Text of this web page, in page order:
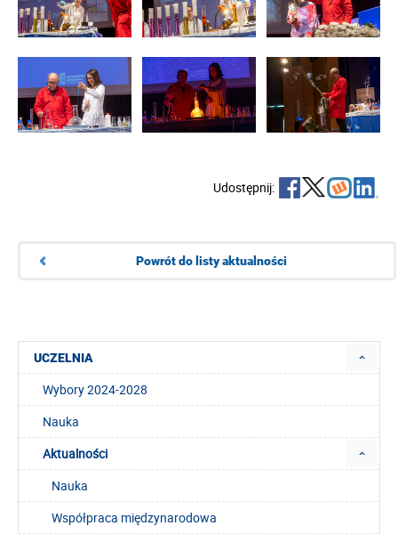
Udostępnij:
Powrót do listy aktualności
UCZELNIA
Wybory 2024-2028
Nauka
Aktualności
Nauka
Współpraca międzynarodowa